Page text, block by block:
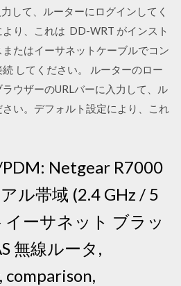
して、ルーターにログインしてく
り、これは DD-WRT がインスト
たはイーサネットケーブルでコン
してください。 ルーターのロー
ウザーのURLバーに入力して、ル
い。デフォルト設定により、これ
Netgear R7000
ル帯域 (2.4 GHz / 5
ーサネット ブラッ
無線ルータ,
comparison,